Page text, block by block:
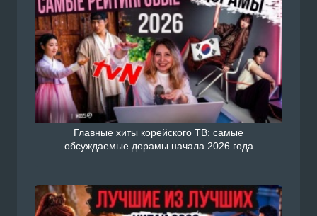
Главные хиты корейского ТВ: самые
обсуждаемые дорамы начала 2026 года